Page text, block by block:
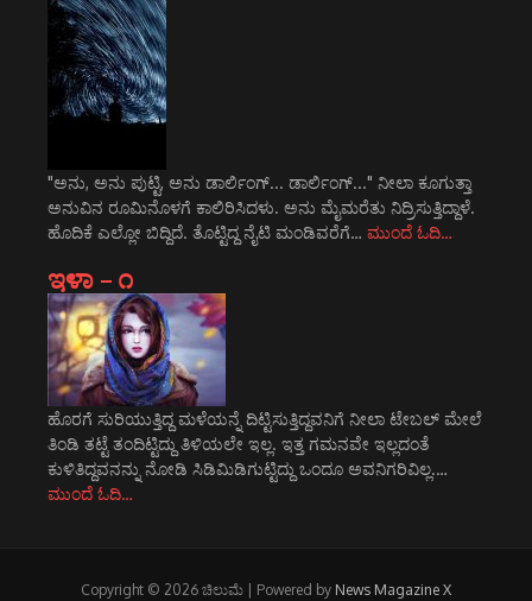
"ಅನು, ಅನು ಪುಟ್ಟಿ, ಅನು ಡಾರ್ಲಿಂಗ್... ಡಾರ್ಲಿಂಗ್..." ನೀಲಾ ಕೂಗುತ್ತಾ
ಅನುವಿನ ರೂಮಿನೊಳಗೆ ಕಾಲಿರಿಸಿದಳು. ಅನು ಮೈಮರೆತು ನಿದ್ರಿಸುತ್ತಿದ್ದಾಳೆ.
ಹೊದಿಕೆ ಎಲ್ಲೋ ಬಿದ್ದಿದೆ. ತೊಟ್ಟಿದ್ದ ನೈಟಿ ಮಂಡಿವರೆಗೆ… ಮುಂದೆ ಓದಿ…
ಇಳಾ – ೧
ಹೊರಗೆ ಸುರಿಯುತ್ತಿದ್ದ ಮಳೆಯನ್ನೆ ದಿಟ್ಟಿಸುತ್ತಿದ್ದವನಿಗೆ ನೀಲಾ ಟೇಬಲ್ ಮೇಲೆ
ತಿಂಡಿ ತಟ್ಟೆ ತಂದಿಟ್ಟಿದ್ದು ತಿಳಿಯಲೇ ಇಲ್ಲ. ಇತ್ತ ಗಮನವೇ ಇಲ್ಲದಂತೆ
ಕುಳಿತಿದ್ದವನನ್ನು ನೋಡಿ ಸಿಡಿಮಿಡಿಗುಟ್ಟಿದ್ದು ಒಂದೂ ಅವನಿಗರಿವಿಲ್ಲ.…
ಮುಂದೆ ಓದಿ…
Copyright © 2026 ಚಿಲುಮೆ | Powered by News Magazine X